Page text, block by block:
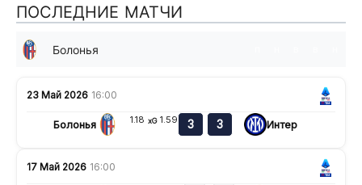
ПОСЛЕДНИЕ МАТЧИ
Болонья
23 Май 2026 16:00
Болонья 1.18 xG 1.59 3 3 Интер
17 Май 2026 16:00